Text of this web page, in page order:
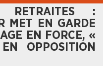
RETRAITES :
MET EN GARDE
EN FORCE, «
OPPOSITION